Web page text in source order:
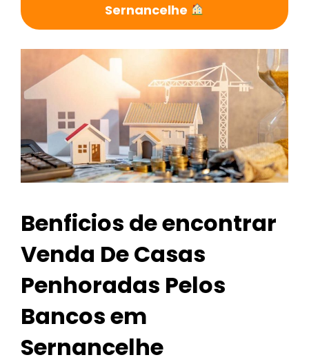
Sernancelhe
Benficios de encontrar
Venda De Casas
Penhoradas Pelos
Bancos em
Sernancelhe